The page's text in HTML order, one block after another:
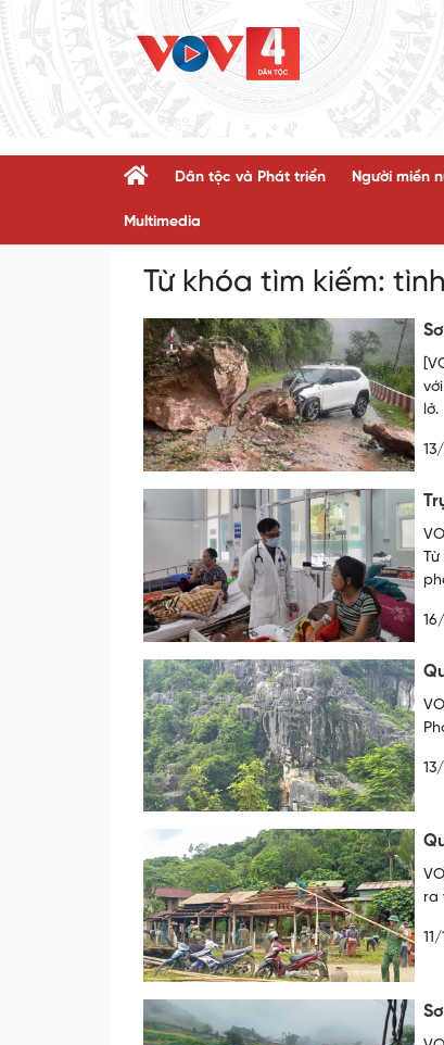
Dân tộc và Phát triển Người miền
Multimedia
Từ khóa tìm kiếm:
lở.
ra